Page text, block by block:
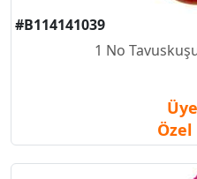
#B114141039
1 No
Özel